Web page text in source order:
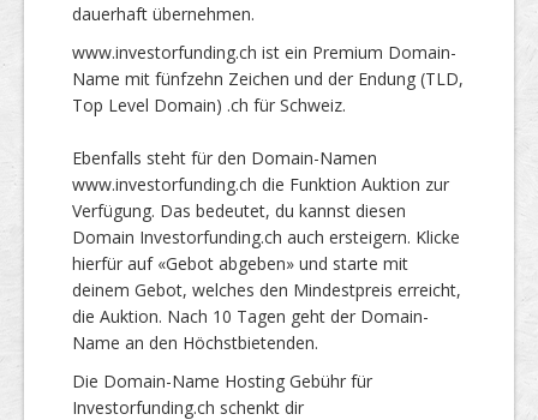
dauerhaft übernehmen.
www.investorfunding.ch ist ein Premium Domain-
Name mit fünfzehn Zeichen und der Endung (TLD,
Top Level Domain) .ch für Schweiz.
Ebenfalls steht für den Domain-Namen
www.investorfunding.ch die Funktion Auktion zur
Verfügung. Das bedeutet, du kannst diesen
Domain Investorfunding.ch auch ersteigern. Klicke
hierfür auf «Gebot abgeben» und starte mit
deinem Gebot, welches den Mindestpreis erreicht,
die Auktion. Nach 10 Tagen geht der Domain-
Name an den Höchstbietenden.
Die Domain-Name Hosting Gebühr für
Investorfunding.ch schenkt dir